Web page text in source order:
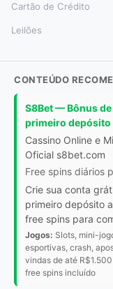
Cartão de Crédito
Leilões
CONTEÚDO
S8Bet — Bônus
primeiro depósito
Cassino Online e
Oficial s8bet.com
Free spins diários
Crie sua conta
primeiro depósito
free spins para
Jogos: Slots, mini-
esportivas, crash,
vindas de até
free spins incluído